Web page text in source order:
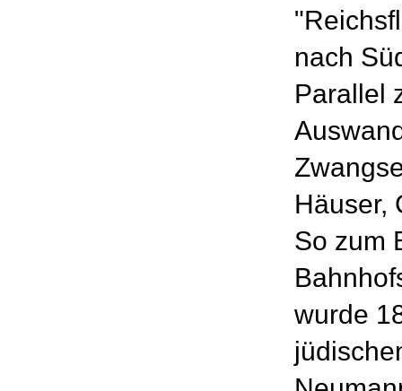
nach
Parallel
Häuser,
So zum
wurde